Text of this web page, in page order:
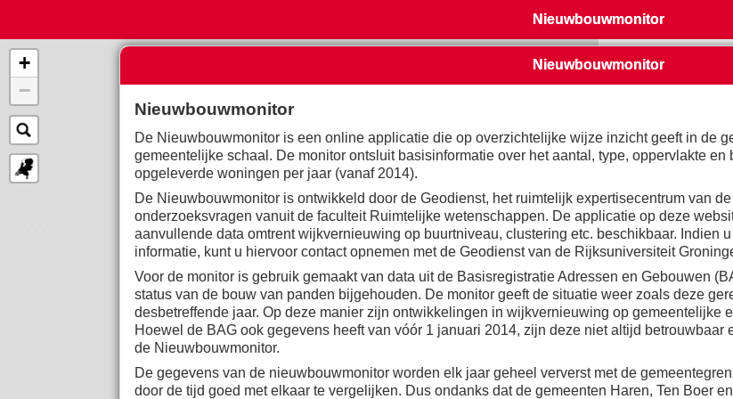
Nieuwbouwmonitor
Slider:
+
−
Totaal aantal
1
2
3
Nieuwbouwmonitor
Nieuwbouwmonitor
De Nieuwbouwmonitor is een online applicatie die op overzichtelijke wijze inzicht geeft in de
gemeentelijke schaal. De monitor ontsluit basisinformatie over het aantal, type, oppervlakte
opgeleverde woningen per jaar (vanaf 2014).
De Nieuwbouwmonitor is ontwikkeld door de Geodienst, het ruimtelijk expertisecentrum van
onderzoeksvragen vanuit de faculteit Ruimtelijke wetenschappen. De applicatie op deze
aanvullende data omtrent wijkvernieuwing op buurtniveau, clustering etc. beschikbaar. Indien
informatie, kunt u hiervoor contact opnemen met de Geodienst van de Rijksuniversiteit
Voor de monitor is gebruik gemaakt van data uit de Basisregistratie Adressen en Gebouwen
status van de bouw van panden bijgehouden. De monitor geeft de situatie weer zoals deze
desbetreffende jaar. Op deze manier zijn ontwikkelingen in wijkvernieuwing op gemeentelijke
Hoewel de BAG ook gegevens heeft van vóór 1 januari 2014, zijn deze niet altijd
de Nieuwbouwmonitor.
De gegevens van de nieuwbouwmonitor worden elk jaar geheel ververst met de
door de tijd goed met elkaar te vergelijken. Dus ondanks dat de gemeenten Haren, Ten Boer